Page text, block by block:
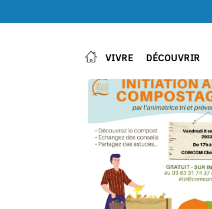
VIVRE DÉCOUVRIR